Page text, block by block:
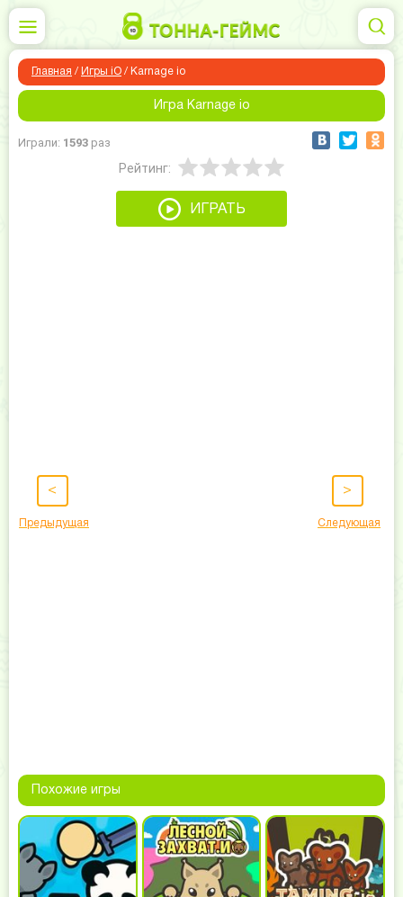
Главная / Игры iO / Karnage io
Игра Karnage io
Играли: 1593 раз
Рейтинг:
ИГРАТЬ
<
Предыдущая
>
Следующая
Похожие игры